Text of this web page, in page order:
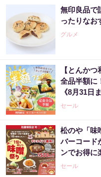
無印良品で
ったりなお
グルメ
【とんか
全品半額に
《8月31日
セール
松のや「味
バーコード
ンでお得に
セール